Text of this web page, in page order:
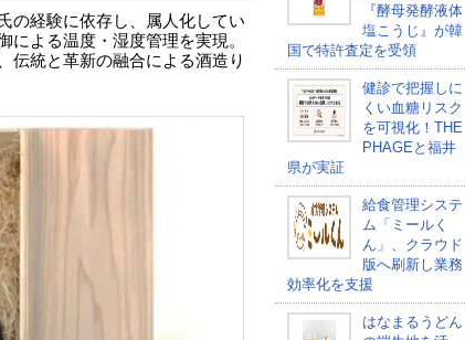
の経験に依存し、属人化してい
による温度・湿度管理を実現。
伝統と革新の融合による酒造り
『酵母発酵液体
塩こうじ』が韓
国で特許査定を受領
健診で把握しに
くい血糖リスク
を可視化！THE
PHAGEと福井
県が実証
給食管理システ
ム「ミールく
ん」、クラウド
版へ刷新し業務
効率化を支援
はなまるうどん